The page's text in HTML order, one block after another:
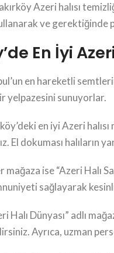
Azeri halısı
ve gerektiğinde
En İyi
en hareketli
yelpazesini sunuyorlar.
en iyi Azeri
El dokuması halıların
ise “Azeri Halı
sağlayarak
Halı Dünyası” adlı
Ayrıca, uzman